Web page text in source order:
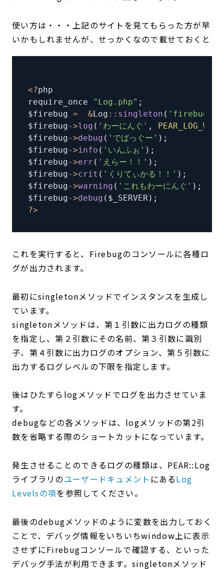
使い方は・・・上記のサイトを見てもらった方が早
いかもしれませんが、せっかくなので載せておくと
<?
require_once
"Log.php" ;
$firebug = &Log : : singleton ( 'firebug'
$firebug->log ( 'わーにんぐ' ,
$firebug->debug ( 'でばっぐー' ) ;
$firebug->info ( 'いんふぉ' ) ;
$firebug->err ( 'えらー！！' ) ;
$firebug->crit ( 'くりてぃかる！！' ) ;
$firebug->warning ( 'これもわーにんぐ' ) ;
$firebug->debug ( $_SERVER) ;
?>
これを実行すると、Firebugのコンソールに各種ロ
グが出力されます。
最初にsingletonメソッドでインスタンスを生成し
ています。
singletonメソッドは、第１引数に出力ログの種類
を指定し、第２引数にその名前、第３引数に識別
子、第４引数に出力ログのオプション、第５引数に
出力するログレベルの下限を指定します。
後はひたすらlogメソッドでログを出力させていま
す。
debugなどの各メソッドは、logメソッドの第2引
数を省略する際のショートカットになっています。
発生させることのできるログの種類は、PEAR::Log
ライブラリのユーザードキュメント にあるLog
Levelsの項を参照してください。
最後のdebugメソッドのように変数を出力しておく
ことで、デバッグ情報をいちいちwindow上に表示
させずにFirebugコンソールで確認する、といった
デバッグ手法が利用できます。singletonメソッド